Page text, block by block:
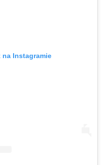
Instagramie